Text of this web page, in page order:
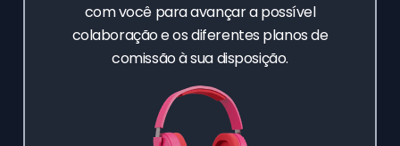
com você para avançar a possível
colaboração e os diferentes planos de
comissão à sua disposição.